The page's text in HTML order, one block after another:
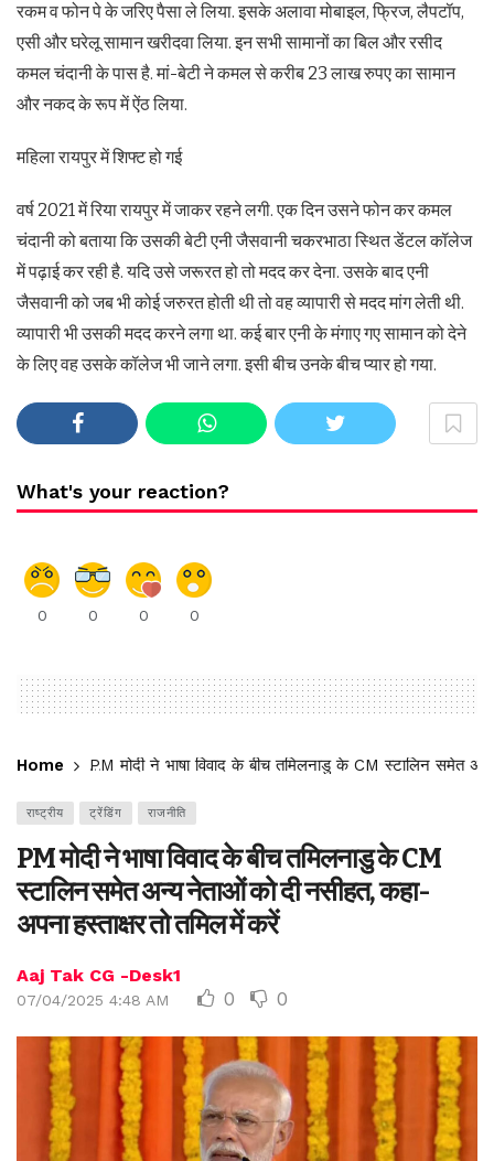
रकम व फोन पे के जरिए पैसा ले लिया. इसके अलावा मोबाइल, फ्रिज, लैपटॉप,
एसी और घरेलू सामान खरीदवा लिया. इन सभी सामानों का बिल और रसीद
कमल चंदानी के पास है. मां-बेटी ने कमल से करीब 23 लाख रुपए का सामान
और नकद के रूप में ऐंठ लिया.
महिला रायपुर में शिफ्ट हो गई
वर्ष 2021 में रिया रायपुर में जाकर रहने लगी. एक दिन उसने फोन कर कमल
चंदानी को बताया कि उसकी बेटी एनी जैसवानी चकरभाठा स्थित डेंटल कॉलेज
में पढ़ाई कर रही है. यदि उसे जरूरत हो तो मदद कर देना. उसके बाद एनी
जैसवानी को जब भी कोई जरुरत होती थी तो वह व्यापारी से मदद मांग लेती थी.
व्यापारी भी उसकी मदद करने लगा था. कई बार एनी के मंगाए गए सामान को देने
के लिए वह उसके कॉलेज भी जाने लगा. इसी बीच उनके बीच प्यार हो गया.
What's your reaction?
0 0 0 0
Home PM मोदी ने भाषा विवाद के बीच तमिलनाडु के CM स्टालिन समेत
राष्ट्रीय ट्रेंडिंग राजनीति
PM मोदी ने भाषा विवाद के बीच तमिलनाडु के CM
स्टालिन समेत अन्य नेताओं को दी नसीहत, कहा-
अपना हस्ताक्षर तो तमिल में करें
Aaj Tak CG -Desk1
07/04/2025 4:48 AM 0 0